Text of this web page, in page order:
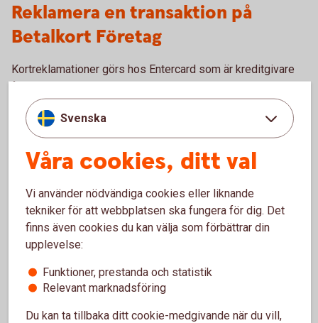
Reklamera en transaktion på
Betalkort Företag
Kortreklamationer görs hos Entercard som är kreditgivare
för Betalkort Företag.
Reklamation av transaktioner går till så
här:
reklamationen(entercard.se)
Skriv ut blanketten och signera
business.fraud@entercard. com
Alternativt skicka via post till:
Svenska
Våra cookies, ditt val
Vi använder nödvändiga cookies eller liknande
tekniker för att webbplatsen ska fungera för dig. Det
finns även cookies du kan välja som förbättrar din
upplevelse:
Funktioner, prestanda och statistik
Relevant marknadsföring
Du kan ta tillbaka ditt cookie-medgivande när du vill,